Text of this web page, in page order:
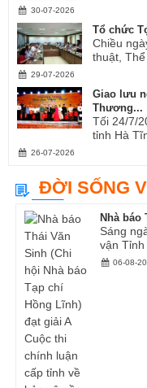
30-07-2026
Tổ chức
Chiều
thuật, Thể
29-07-2026
Giao lưu
Thương...
Tối 24/7/
tỉnh Hà
26-07-2026
ĐỜI SỐNG
Nhà báo
Sáng
vận Tỉnh
06-08-